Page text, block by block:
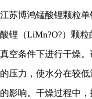
江苏博鸿锰酸锂颗粒
酸锂（LiMn?O?）颗
真空条件下进行干燥
的压力，使水分在较
的影响。干燥过程中